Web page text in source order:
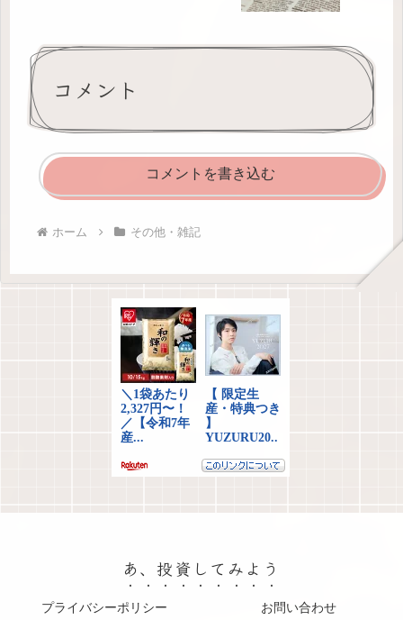
コメント
コメントを書き込む
ホーム その他・雑記
あ、投資してみよう
プライバシーポリシー お問い合わせ